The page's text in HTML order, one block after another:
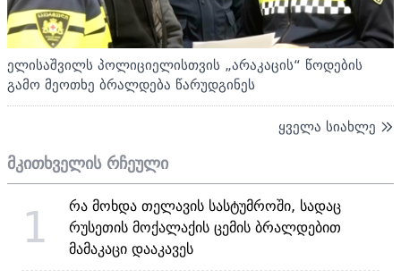
ელისაშვილს პოლიციელისთვის „არაკაცის“ წოდების
გამო მეოთხე ბრალდება წარუდგინეს
ყველა სიახლე
მკითხველის რჩეული
1
რა მოხდა თელავის სასტუმროში, სადაც
რუსეთის მოქალაქის ცემის ბრალდებით
მამაკაცი დააკავეს